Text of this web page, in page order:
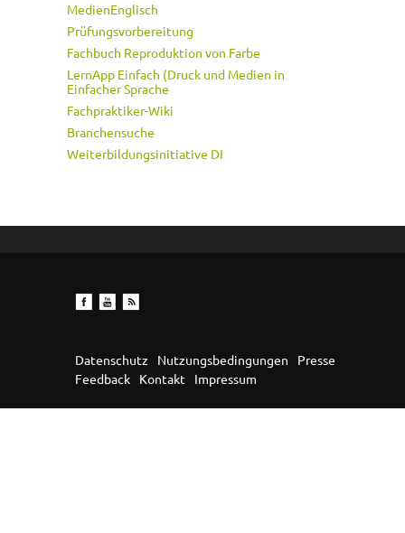
MedienEnglisch
Prüfungsvorbereitung
Fachbuch Reproduktion von Farbe
LernApp Einfach (Druck und Medien in
Einfacher Sprache
Fachpraktiker-Wiki
Branchensuche
Weiterbildungsinitiative DI
Datenschutz Nutzungsbedingungen
Presse
Feedback
Kontakt Impressum